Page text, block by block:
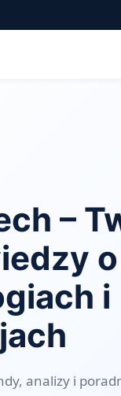
–
o
i
analizy i